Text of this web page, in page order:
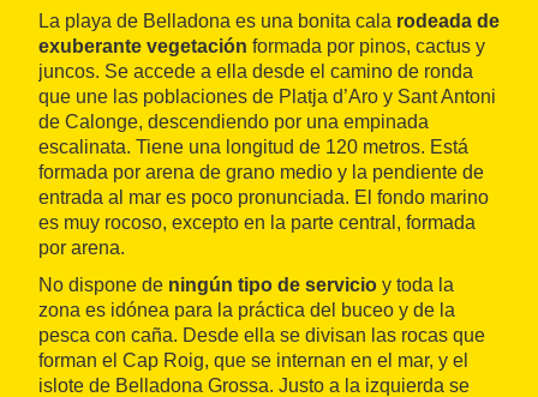
La playa de Belladona es una bonita cala rodeada de
exuberante vegetación formada por pinos, cactus y
juncos. Se accede a ella desde el camino de ronda
que une las poblaciones de Platja d’Aro y Sant Antoni
de Calonge, descendiendo por una empinada
escalinata. Tiene una longitud de 120 metros. Está
formada por arena de grano medio y la pendiente de
entrada al mar es poco pronunciada. El fondo marino
es muy rocoso, excepto en la parte central, formada
por arena.
No dispone de ningún tipo de servicio y toda la
zona es idónea para la práctica del buceo y de la
pesca con caña. Desde ella se divisan las rocas que
forman el Cap Roig, que se internan en el mar, y el
islote de Belladona Grossa. Justo a la izquierda se